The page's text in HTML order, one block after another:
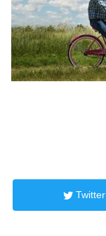
Twitter